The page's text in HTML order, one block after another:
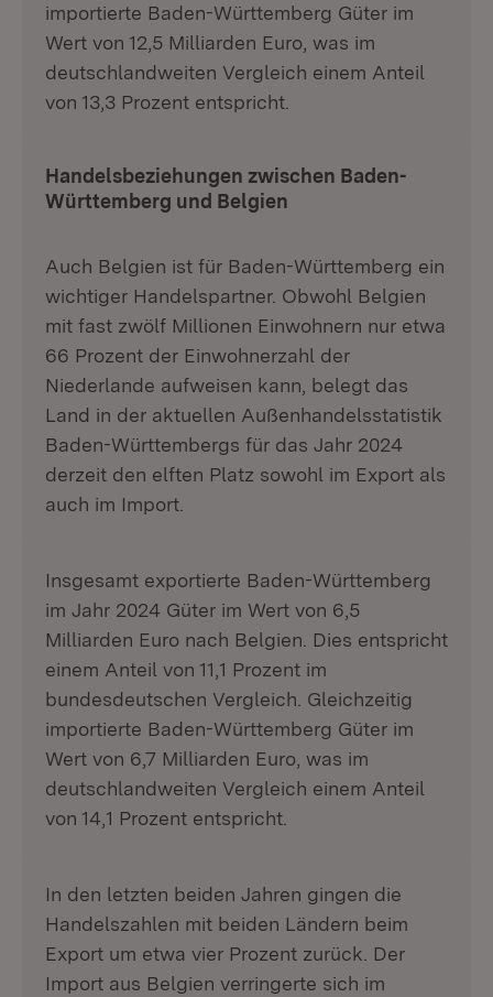
importierte Baden-Württemberg Güter im
Wert von 12,5 Milliarden Euro, was im
deutschlandweiten Vergleich einem Anteil
von 13,3 Prozent entspricht.
Handelsbeziehungen zwischen Baden-
Württemberg und Belgien
Auch Belgien ist für Baden-Württemberg ein
wichtiger Handelspartner. Obwohl Belgien
mit fast zwölf Millionen Einwohnern nur etwa
66 Prozent der Einwohnerzahl der
Niederlande aufweisen kann, belegt das
Land in der aktuellen Außenhandelsstatistik
Baden-Württembergs für das Jahr 2024
derzeit den elften Platz sowohl im Export als
auch im Import.
Insgesamt exportierte Baden-Württemberg
im Jahr 2024 Güter im Wert von 6,5
Milliarden Euro nach Belgien. Dies entspricht
einem Anteil von 11,1 Prozent im
bundesdeutschen Vergleich. Gleichzeitig
importierte Baden-Württemberg Güter im
Wert von 6,7 Milliarden Euro, was im
deutschlandweiten Vergleich einem Anteil
von 14,1 Prozent entspricht.
In den letzten beiden Jahren gingen die
Handelszahlen mit beiden Ländern beim
Export um etwa vier Prozent zurück. Der
Import aus Belgien verringerte sich im